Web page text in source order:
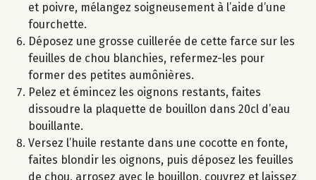
et poivre, mélangez soigneusement à l’aide d’une
fourchette.
Déposez une grosse cuillerée de cette farce sur les
feuilles de chou blanchies, refermez-les pour
former des petites aumônières.
Pelez et émincez les oignons restants, faites
dissoudre la plaquette de bouillon dans 20cl d’eau
bouillante.
Versez l’huile restante dans une cocotte en fonte,
faites blondir les oignons, puis déposez les feuilles
de chou, arrosez avec le bouillon, couvrez et laissez